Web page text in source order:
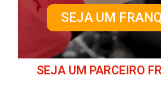
SEJA UM
SEJA UM PARCEIRO